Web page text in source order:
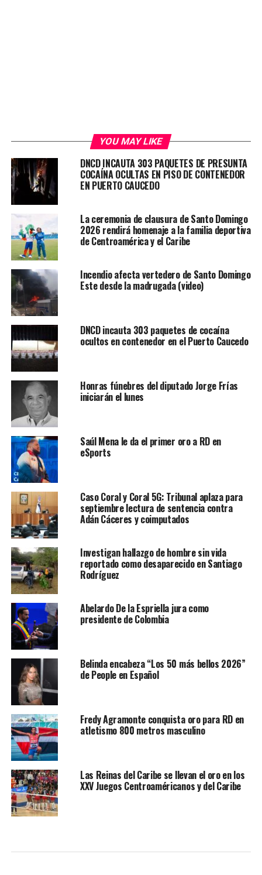
YOU MAY LIKE
DNCD INCAUTA 303 PAQUETES DE PRESUNTA
COCAÍNA OCULTAS EN PISO DE CONTENEDOR
EN PUERTO CAUCEDO
La ceremonia de clausura de Santo Domingo
2026 rendirá homenaje a la familia deportiva
de Centroamérica y el Caribe
Incendio afecta vertedero de Santo Domingo
Este desde la madrugada (video)
DNCD incauta 303 paquetes de cocaína
ocultos en contenedor en el Puerto Caucedo
Honras fúnebres del diputado Jorge Frías
iniciarán el lunes
Saúl Mena le da el primer oro a RD en
eSports
Caso Coral y Coral 5G: Tribunal aplaza para
septiembre lectura de sentencia contra
Adán Cáceres y coimputados
Investigan hallazgo de hombre sin vida
reportado como desaparecido en Santiago
Rodríguez
Abelardo De la Espriella jura como
presidente de Colombia
Belinda encabeza “Los 50 más bellos 2026”
de People en Español
Fredy Agramonte conquista oro para RD en
atletismo 800 metros masculino
Las Reinas del Caribe se llevan el oro en los
XXV Juegos Centroaméricanos y del Caribe